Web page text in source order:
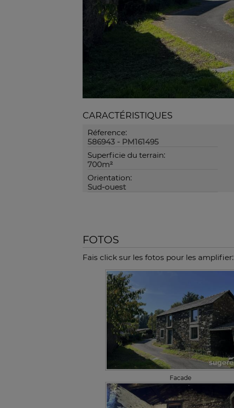
CARACTÉRISTIQUES
Réference:
586943 - PM161495
Superficie du terrain:
700m²
Orientation:
Sud-ouest
FOTOS
Fais click sur les fotos pour les amplifier:
Facade